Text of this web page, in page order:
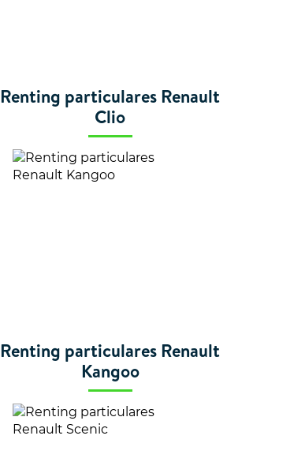
Renting particulares Renault
Clio
Renting particulares Renault
Kangoo